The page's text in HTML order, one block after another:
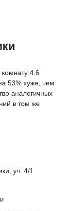
4.6
53% хуже , чем
аналогичных
в том же
уч. 4/1